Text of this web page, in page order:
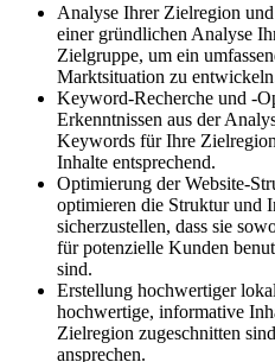
Analyse Ihrer Zielregion
einer gründlichen Analyse
Zielgruppe, um ein
Marktsituation zu
Keyword-Recherche und -
Erkenntnissen aus der
Keywords für Ihre
Inhalte entsprechend.
Optimierung der Website-
optimieren die Struktur und
sicherzustellen, dass sie
für potenzielle Kunden
sind.
Erstellung hochwertiger
hochwertige, informative
Zielregion zugeschnitten
ansprechen.